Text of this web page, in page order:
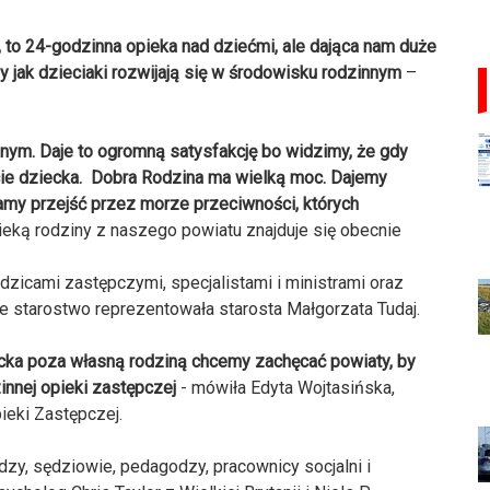
24-godzinna opieka nad dziećmi, ale dająca nam duże
jak dzieciaki rozwijają się w środowisku rodzinnym –
Daje to ogromną satysfakcję bo widzimy, że gdy
dziecka. Dobra Rodzina ma wielką moc. Dajemy
przejść przez morze przeciwności, których
rodziny z naszego powiatu znajduje się obecnie
zastępczymi, specjalistami i ministrami oraz
reprezentowała starosta Małgorzata Tudaj.
poza własną rodziną chcemy zachęcać powiaty, by
opieki zastępczej - mówiła Edyta Wojtasińska,
Zastępczej.
sędziowie, pedagodzy, pracownicy socjalni i